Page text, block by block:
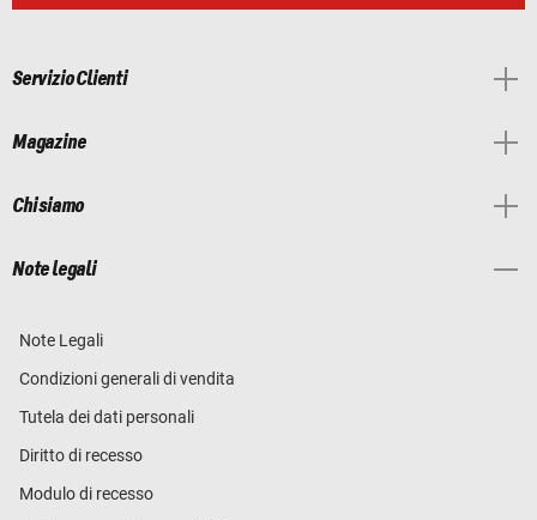
Servizio Clienti
Magazine
Chi siamo
Note legali
Note Legali
Condizioni generali di vendita
Tutela dei dati personali
Diritto di recesso
Modulo di recesso